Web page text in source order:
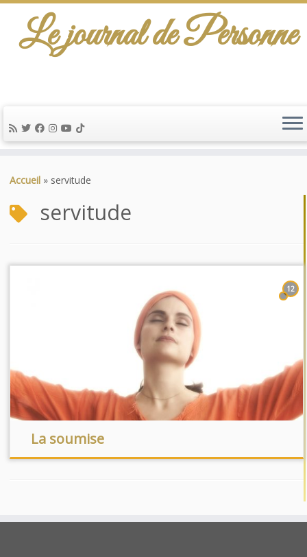
au
Le journal de Personne
Accueil » servitude
servitude
12
La soumise